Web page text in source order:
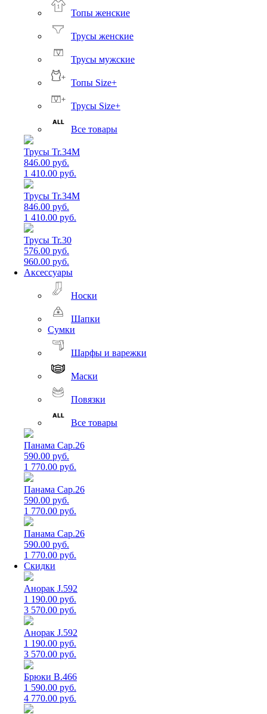
Топы женские
Трусы женские
Трусы мужские
Топы Size+
Трусы Size+
Все товары
Трусы Tr.34M
846.00 руб.
1 410.00 руб.
Трусы Tr.34M
846.00 руб.
1 410.00 руб.
Трусы Tr.30
576.00 руб.
960.00 руб.
Аксессуары
Носки
Шапки
Сумки
Шарфы и варежки
Маски
Повязки
Все товары
Панама Cap.26
590.00 руб.
1 770.00 руб.
Панама Cap.26
590.00 руб.
1 770.00 руб.
Панама Cap.26
590.00 руб.
1 770.00 руб.
Скидки
Анорак J.592
1 190.00 руб.
3 570.00 руб.
Анорак J.592
1 190.00 руб.
3 570.00 руб.
Брюки B.466
1 590.00 руб.
4 770.00 руб.